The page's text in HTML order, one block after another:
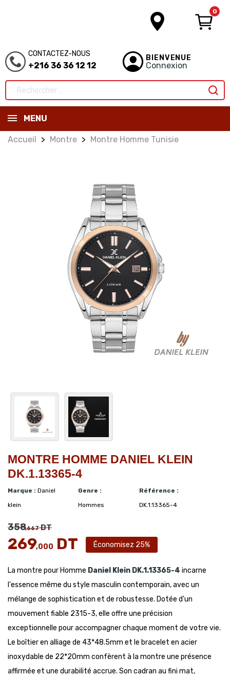
0
CONTACTEZ-NOUS
+216 36 36 12 12
BIENVENUE
Connexion
MENU
Accueil Montre Montre Homme Tunisie
MONTRE HOMME DANIEL KLEIN
DK.1.13365-4
Marque : Daniel
klein
Genre :
Hommes
Référence :
DK.1.13365-4
358,667DT
269,000 DT Économisez 25%
La montre pour Homme Daniel Klein DK.1.13365-4 incarne
l'essence même du style masculin contemporain, avec un
mélange de sophistication et de robustesse. Dotée d'un
mouvement fiable 2315-3, elle offre une précision
exceptionnelle pour accompagner chaque moment de votre vie.
Le boîtier en alliage de 43*48.5mm et le bracelet en acier
inoxydable de 22*20mm confèrent à la montre une présence
affirmée et une durabilité accrue. Son cadran au fini mat,